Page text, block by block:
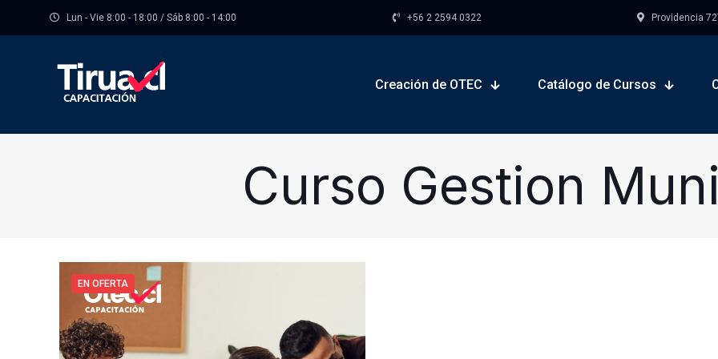
Lun - Vie 8:00 - 18:00 / Sáb 8:00 - 14:00 +56 2 2594 0322 Providencia
Creación de OTEC Catálogo de Cursos
Curso Gestion
EN OFERTA